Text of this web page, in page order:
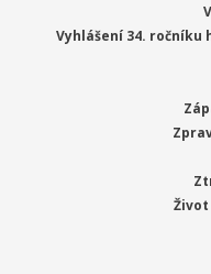
Vyhlášení 34. ročníku